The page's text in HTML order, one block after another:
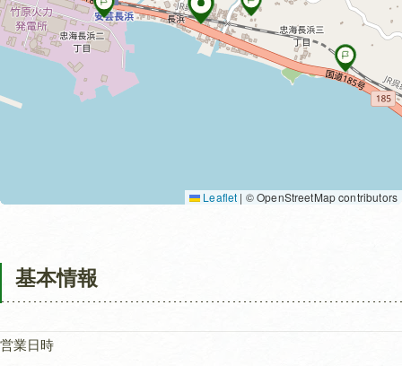
Leaflet | © OpenStreetMap contributors
基本情報
営業日時